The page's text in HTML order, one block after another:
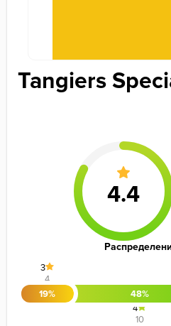
Tangiers
19%
3
4
48%
4
10